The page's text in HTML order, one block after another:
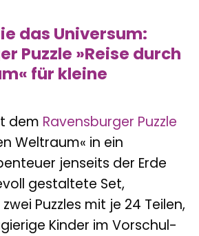
das Universum:
Puzzle »Reise durch
für kleine
dem Ravensburger Puzzle
Weltraum« in ein
jenseits der Erde
gestaltete Set,
Puzzles mit je 24 Teilen,
Kinder im Vorschul-